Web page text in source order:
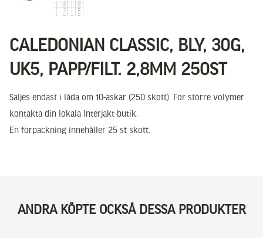
CALEDONIAN CLASSIC, BLY, 30G,
UK5, PAPP/FILT. 2,8MM 250ST
Säljes endast i låda om 10-askar (250 skott). För större volymer
kontakta din lokala Interjakt-butik.
En förpackning innehåller 25 st skott.
ANDRA KÖPTE OCKSÅ DESSA PRODUKTER